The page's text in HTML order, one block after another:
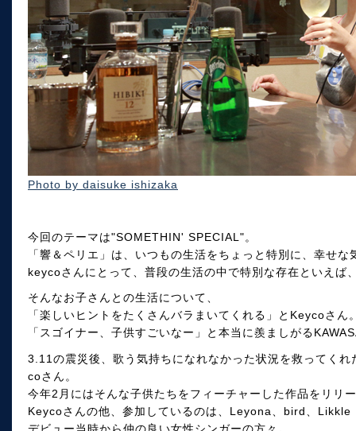
Photo by daisuke ishizaka
今回のテーマは"SOMETHIN' SPECIAL"。
「響＆ペリエ」は、いつもの生活をちょっと特別に、幸せ
keycoさんにとって、普段の生活の中で特別な存在といえば
そんなお子さんとの生活について、
「楽しいヒントをたくさんバラまいてくれる」とKeycoさん
「スゴイナー、子供すごいなー」と本当に羨ましがる
3.11の震災後、歌う気持ちになれなかった状況を救ってく
coさん。
今年2月にはそんな子供たちをフィーチャーした作品をリリ
Keycoさんの他、参加しているのは、Leyona、bird、
デビュー当時から仲の良い女性シンガーの方々。